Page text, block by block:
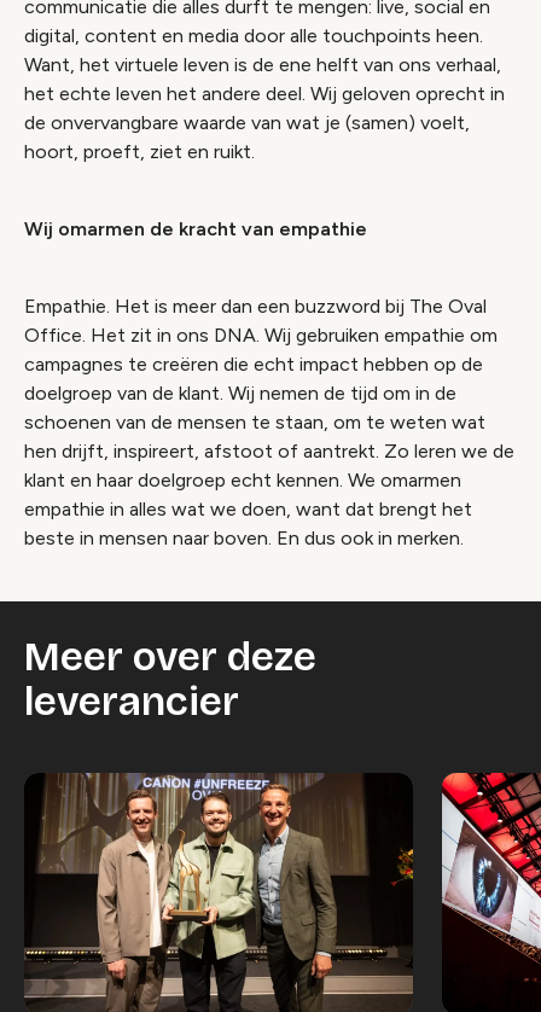
communicatie die alles durft te mengen: live, social en
digital, content en media door alle touchpoints heen.
Want, het virtuele leven is de ene helft van ons verhaal,
het echte leven het andere deel. Wij geloven oprecht in
de onvervangbare waarde van wat je (samen) voelt,
hoort, proeft, ziet en ruikt.
Wij omarmen de kracht van empathie
Empathie. Het is meer dan een buzzword bij The Oval
Office. Het zit in ons DNA. Wij gebruiken empathie om
campagnes te creëren die echt impact hebben op de
doelgroep van de klant. Wij nemen de tijd om in de
schoenen van de mensen te staan, om te weten wat
hen drijft, inspireert, afstoot of aantrekt. Zo leren we de
klant en haar doelgroep echt kennen. We omarmen
empathie in alles wat we doen, want dat brengt het
beste in mensen naar boven. En dus ook in merken.
Meer over deze
leverancier